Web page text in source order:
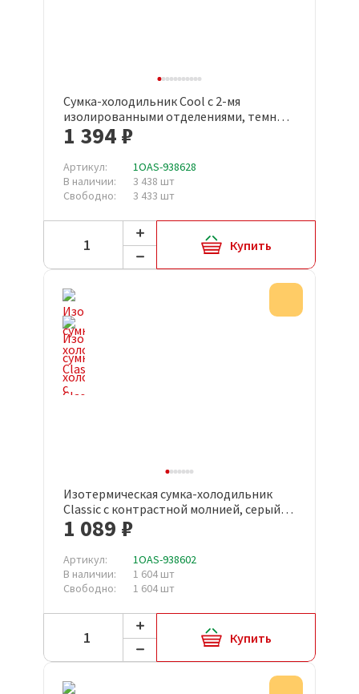
Сумка-холодильник Cool с 2-мя
изолированными отделениями, темно-
серый
1 394 ₽
Артикул:
1OAS-938628
В наличии:
3 438 шт
Свободно:
3 433 шт
Купить
Изотермическая сумка-холодильник
Classic c контрастной молнией, серый/
голубой
1 089 ₽
Артикул:
1OAS-938602
В наличии:
1 604 шт
Свободно:
1 604 шт
Купить